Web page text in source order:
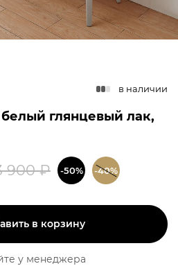
в наличии
глянцевый лак,
900₽ -50% -40%
в корзину
у менеджера